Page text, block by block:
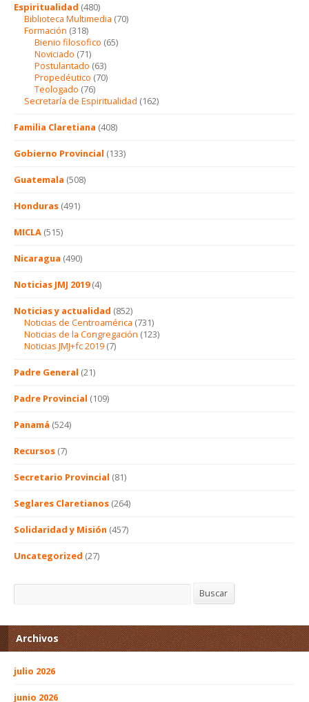
Espiritualidad (480)
Biblioteca Multimedia (70)
Formación (318)
Bienio filosofico (65)
Noviciado (71)
Postulantado (63)
Propedéutico (70)
Teologado (76)
Secretaría de Espiritualidad (162)
Familia Claretiana (408)
Gobierno Provincial (133)
Guatemala (508)
Honduras (491)
MICLA (515)
Nicaragua (490)
Noticias JMJ 2019(4)
Noticias y actualidad (852)
Noticias de Centroamérica (731)
Noticias de la Congregación (123)
Noticias JMJ+fc 2019 (7)
Padre General (21)
Padre Provincial (109)
Panamá (524)
Recursos (7)
Secretario Provincial (81)
Seglares Claretianos (264)
Solidaridad y Misión (457)
Uncategorized (27)
Buscar
Archivos
julio 2026
junio 2026